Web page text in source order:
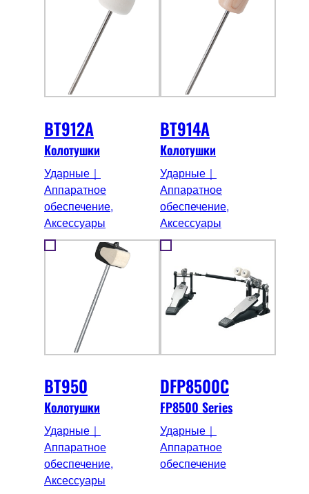
BT912A
Колотушки
Ударные｜
Аппаратное
обеспечение,
Аксессуары
BT914A
Колотушки
Ударные｜
Аппаратное
обеспечение,
Аксессуары
BT950
Колотушки
Ударные｜
Аппаратное
обеспечение,
Аксессуары
DFP8500C
FP8500 Series
Ударные｜
Аппаратное
обеспечение